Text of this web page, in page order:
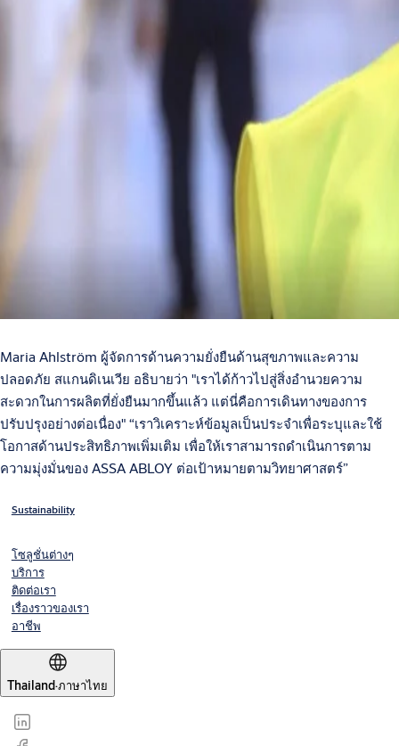
สวีเดนให้กลายเป็นโรงงานผลิตที่ยั่งยืน ชมวิดีโอนี้เพื่อค้นพบ
ว่าการปรับปรุงดังกล่าวสะท้อนถึงความมุ่งมั่นของเราในการ
สร้างอนาคตที่ยั่งยืนสำหรับทุกคน โดยมีส่วนทำให้เกิดเป้า
หมายการพัฒนาที่ยั่งยืนของสหประชาชาติได้อย่างไร
โครงการนี้มุ่งเน้นที่การทำให้โรงงานทั้งหมดมีความยั่งยืน เราได้ลดการ
ใช้พลังงานลงอย่างมากโดยใช้ Internet of Things เพื่อให้ระบบและ
การจัดการขยะในสถานที่ใหม่ของเราช่วยให้เราสามารถรีไซเคิลได้
อย่างมีประสิทธิภาพและดูแลขยะทั้งหมดของเราอย่างมีความรับผิดชอบ
ในขณะที่สวนพลังงานแสงอาทิตย์บนชั้นดาดฟ้าจะผลิตไฟฟ้าได้
ประมาณ 50 เปอร์เซ็นต์ของความต้องการไฟฟ้าของไซต์
Maria Ahlström ผู้จัดการด้านความยั่งยืนด้านสุขภาพและความ
ปลอดภัย สแกนดิเนเวีย อธิบายว่า "เราได้ก้าวไปสู่สิ่งอำนวยความ
สะดวกในการผลิตที่ยั่งยืนมากขึ้นแล้ว แต่นี่คือการเดินทางของการ
ปรับปรุงอย่างต่อเนื่อง" “เราวิเคราะห์ข้อมูลเป็นประจำเพื่อระบุและใช้
โอกาสด้านประสิทธิภาพเพิ่มเติม เพื่อให้เราสามารถดำเนินการตาม
ความมุ่งมั่นของ ASSA ABLOY ต่อเป้าหมายตามวิทยาศาสตร์”
Sustainability
โซลูชั่นต่างๆ
บริการ
ติดต่อเรา
เรื่องราวของเรา
อาชีพ
Thailand·ภาษาไทย